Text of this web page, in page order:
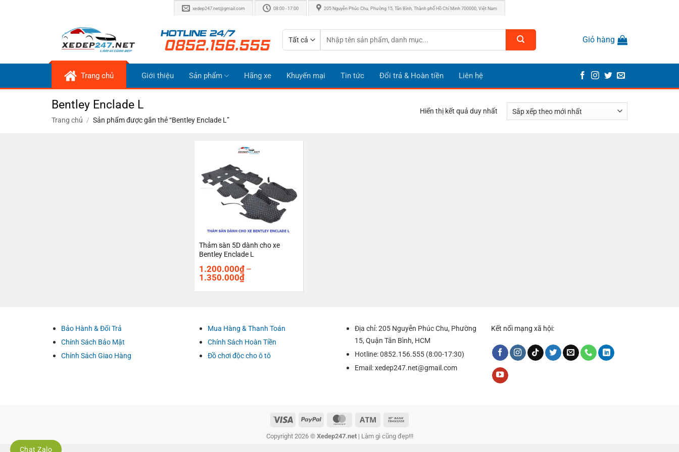
xedep247.net@gmail.com 08:00 - 17:00 205 Nguyễn Phúc Chu, Phường 15, Tân Bình, Thành phố Hồ Chí Minh 700000, Việt Nam
kiếm:
Giỏ hàng
Trang chủ Giới thiệu Sản phẩm Hãng xe Khuyến mại Tin tức Đổi trả & Hoàn tiền Liên hệ
Bentley Enclade L
Trang chủ / Sản phẩm được gắn thẻ “Bentley Enclade L”
Hiển thị kết quả duy nhất
Thảm sàn 5D dành cho xe
Bentley Enclade L
1.200.000₫ –
1.350.000₫Khoảng
từ
Bảo Hành & Đổi Trả
Chính Sách Bảo Mật
Chính Sách Giao Hàng
Mua Hàng & Thanh Toán
Chính Sách Hoàn Tiền
Đồ chơi độc cho ô tô
Địa chỉ: 205 Nguyễn Phúc Chu, Phường
15, Quận Tân Bình, HCM
Hotline: 0852.156.555 (8:00-17:30)
Email:xedep247.net@gmail.com
Kết nối mạng xã hội:
Copyright 2026 © Xedep247.net| Làm gì cũng đẹp!!!
Chat Zalo